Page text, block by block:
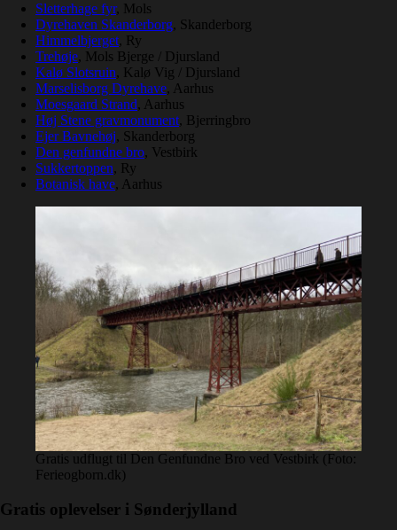
Sletterhage fyr, Mols
Dyrehaven Skanderborg, Skanderborg
Himmelbjerget, Ry
Trehøje, Mols Bjerge / Djursland
Kalø Slotsruin, Kalø Vig / Djursland
Marselisborg Dyrehave, Aarhus
Moesgaard Strand, Aarhus
Høj Stene gravmonument, Bjerringbro
Ejer Bavnehøj, Skanderborg
Den genfundne bro, Vestbirk
Sukkertoppen, Ry
Botanisk have, Aarhus
Gratis udflugt til Den Genfundne Bro ved Vestbirk (Foto:
Ferieogborn.dk)
Gratis oplevelser i Sønderjylland